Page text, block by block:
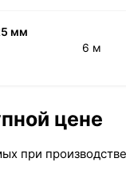
мм
6 м
цене
при